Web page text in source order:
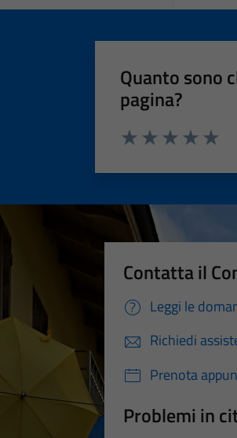
Quanto sono
pagina?
Contatta il
Leggi le
Richiedi
Prenota
Problemi in